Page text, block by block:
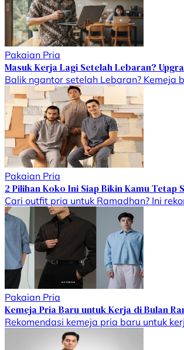
Pakaian Pria
Masuk Kerja Lagi Setelah Lebaran?
Balik ngantor setelah Lebaran?
Pakaian Pria
2 Pilihan Koko Ini Siap Bikin Kamu
Cari outfit pria untuk Ramadhan? Ini
Pakaian Pria
Kemeja Pria Baru untuk Kerja di Bulan
Rekomendasi kemeja pria baru untuk